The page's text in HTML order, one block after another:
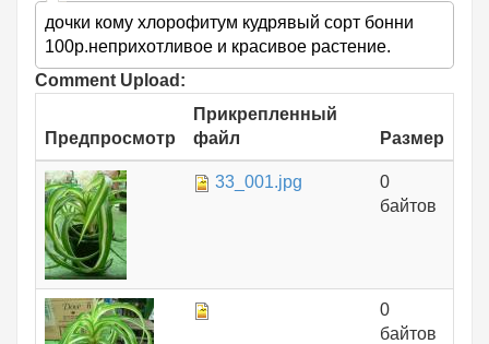
дочки кому хлорофитум кудрявый сорт бонни
100р.неприхотливое и красивое растение.
Comment Upload:
Предпросмотр
Прикрепленный
файл
Размер
33_001.jpg
0
байтов
0
байтов